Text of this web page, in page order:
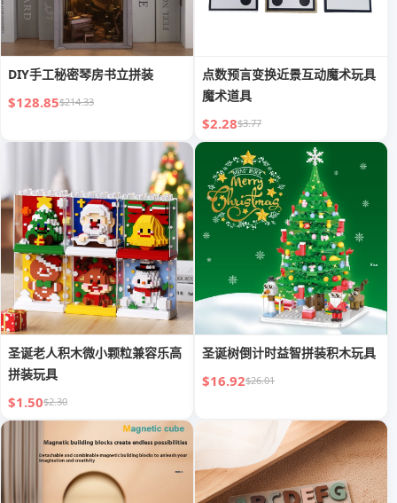
DIY手工秘密琴房书立拼装
$128.85$214.33
点数预言变换近景互动魔术玩具
魔术道具
$2.28$3.77
圣诞老人积木微小颗粒兼容乐高
拼装玩具
$1.50$2.30
圣诞树倒计时益智拼装积木玩具
$16.92$26.01